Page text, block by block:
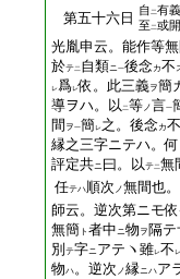
第五十六日
自 二有
至 二或
光胤申云。能作等
於テ二 自類ニ一後念カ不
レ爲レ依。此三義ヲ簡
導ヲハ。以 二等ノ言一
間 ヲ一簡レ之。後念カ不
縁之三字ニテハ。何
評定共ニ曰。以テ二無
任テハ順次 ノ無間也
師云。逆次第ニモ依
無簡 ト 者中ニ物 ヲ 隔
別 テ字ニアテヽ雖レ不 レ
物ハ。逆次 ノ縁ニハア